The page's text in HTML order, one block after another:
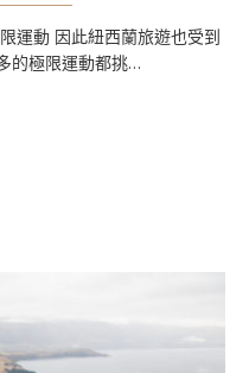
運動 因此紐西蘭旅遊也受到
的極限運動都挑…